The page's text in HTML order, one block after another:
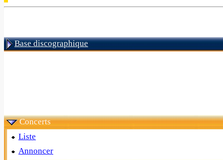
Base discographique
Concerts
Liste
Annoncer